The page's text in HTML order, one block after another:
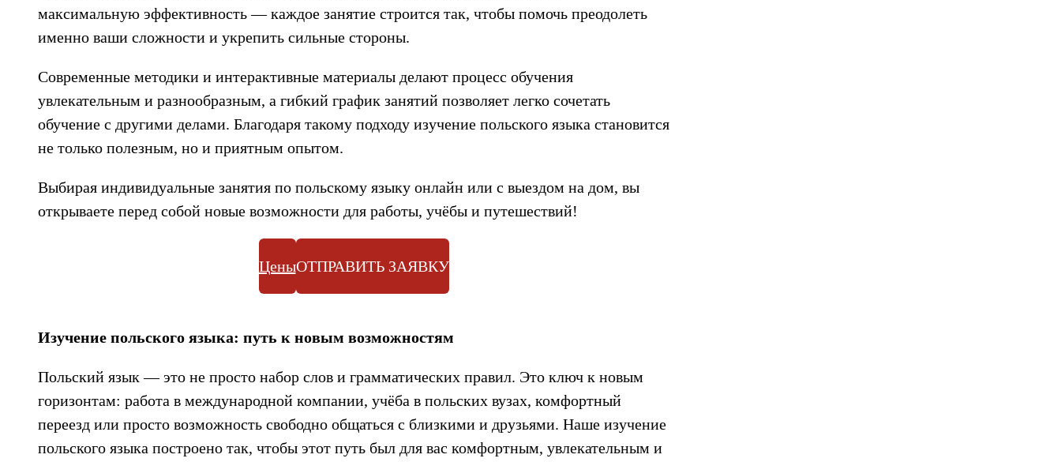
максимальную эффективность — каждое занятие строится так, чтобы помочь преодолеть
именно ваши сложности и укрепить сильные стороны.
Современные методики и интерактивные материалы делают процесс обучения
увлекательным и разнообразным, а гибкий график занятий позволяет легко сочетать
обучение с другими делами. Благодаря такому подходу изучение польского языка становится
не только полезным, но и приятным опытом.
Выбирая индивидуальные занятия по польскому языку онлайн или с выездом на дом, вы
открываете перед собой новые возможности для работы, учёбы и путешествий!
ЦеныОТПРАВИТЬ ЗАЯВКУ
Изучение польского языка: путь к новым возможностям
Польский язык — это не просто набор слов и грамматических правил. Это ключ к новым
горизонтам: работа в международной компании, учёба в польских вузах, комфортный
переезд или просто возможность свободно общаться с близкими и друзьями. Наше изучение
польского языка построено так, чтобы этот путь был для вас комфортным, увлекательным и